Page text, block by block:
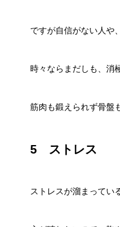
ですが自信がない人や
時々ならまだしも、消
筋肉も鍛えられず骨盤
5 ストレス
ストレスが溜まってい